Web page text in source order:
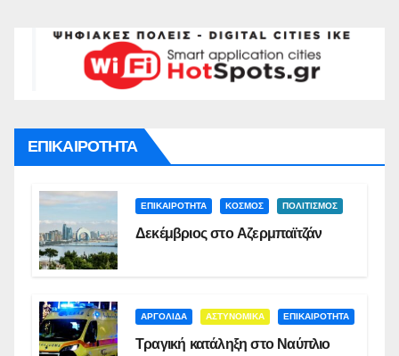
ΕΠΙΚΑΙΡΟΤΗΤΑ
ΕΠΙΚΑΙΡΟΤΗΤΑ ΚΟΣΜΟΣ ΠΟΛΙΤΙΣΜΟΣ
Δεκέμβριος στο Αζερμπαϊτζάν
ΑΡΓΟΛΙΔΑ ΑΣΤΥΝΟΜΙΚΑ ΕΠΙΚΑΙΡΟΤΗΤΑ
Τραγική κατάληξη στο Ναύπλιο